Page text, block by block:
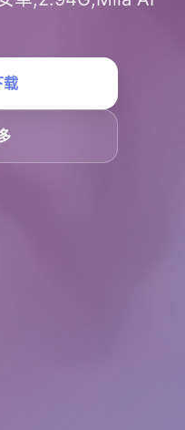
载